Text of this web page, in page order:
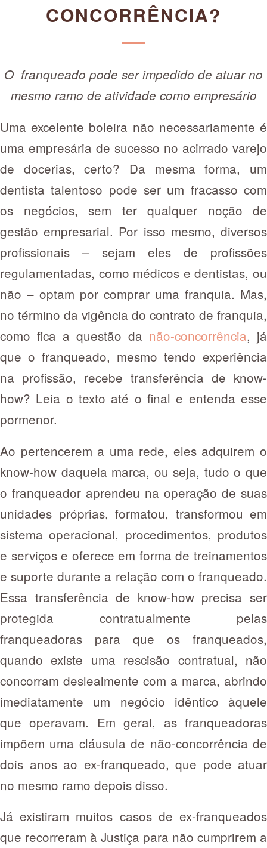
CONCORRÊNCIA?
O franqueado pode ser impedido de atuar no
mesmo ramo de atividade como empresário
Uma excelente boleira não necessariamente é
uma empresária de sucesso no acirrado varejo
de docerias, certo? Da mesma forma, um
dentista talentoso pode ser um fracasso com
os negócios, sem ter qualquer noção de
gestão empresarial. Por isso mesmo, diversos
profissionais – sejam eles de profissões
regulamentadas, como médicos e dentistas, ou
não – optam por comprar uma franquia. Mas,
no término da vigência do contrato de franquia,
como fica a questão da não-concorrência, já
que o franqueado, mesmo tendo experiência
na profissão, recebe transferência de know-
how? Leia o texto até o final e entenda esse
pormenor.
Ao pertencerem a uma rede, eles adquirem o
know-how daquela marca, ou seja, tudo o que
o franqueador aprendeu na operação de suas
unidades próprias, formatou, transformou em
sistema operacional, procedimentos, produtos
e serviços e oferece em forma de treinamentos
e suporte durante a relação com o franqueado.
Essa transferência de know-how precisa ser
protegida contratualmente pelas
franqueadoras para que os franqueados,
quando existe uma rescisão contratual, não
concorram deslealmente com a marca, abrindo
imediatamente um negócio idêntico àquele
que operavam. Em geral, as franqueadoras
impõem uma cláusula de não-concorrência de
dois anos ao ex-franqueado, que pode atuar
no mesmo ramo depois disso.
Já existiram muitos casos de ex-franqueados
que recorreram à Justiça para não cumprirem a